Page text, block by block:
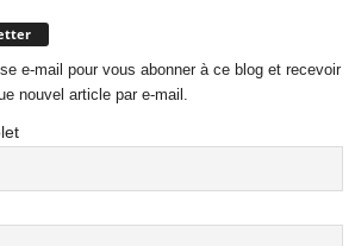
e-mail pour vous abonner à ce blog et recevoir
nouvel article par e-mail.